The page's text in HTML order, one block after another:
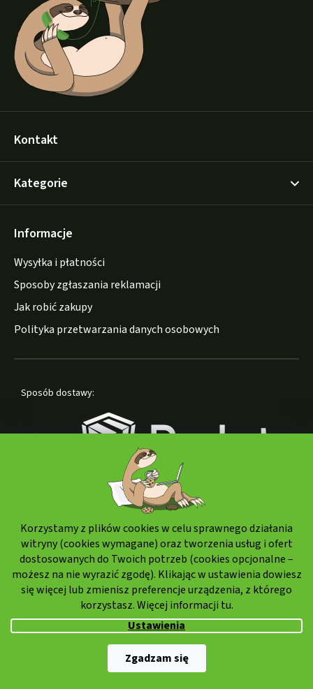
Korzystamy z plików cookies w celu sprawnego działania
witryny (cookies wymagane) oraz tworzenia usług i ofert
dostosowanych do Twoich potrzeb (cookies opcjonalne –
możesz na nie wyrazić zgodę). Klikając w ustawienia dowiesz
się więcej lub zmienisz preferencje urządzenia, z którego
korzystasz. Więcej informacji tu.
Ustawienia
Zgadzam się
Kontakt
Kategorie
Informacje
Wysyłka i płatności
Sposoby zgłaszania reklamacji
Jak robić zakupy
Polityka przetwarzania danych osobowych
Sposób dostawy:
Formy płatności:
Opracował Shoptet Premium
Copyright 2026Weedshop.pl. Wszystkie prawa zastrzeżone.